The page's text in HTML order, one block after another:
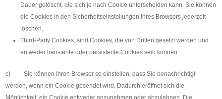
Dauer gelöscht, die sich je nach Cookie unterscheiden kann. Sie können
die Cookies in den Sicherheitseinstellungen Ihres Browsers jederzeit
löschen.
Third-Party Cookies, sind Cookies, die von Dritten gesetzt werden und
entweder transiente oder persistente Cookies sein können.
c) Sie können Ihren Browser so einstellen, dass Sie benachrichtigt
werden, wenn ein Cookie gesendet wird. Dadurch eröffnet sich die
Möglichkeit, ein Cookie entweder anzunehmen oder abzulehnen. Die